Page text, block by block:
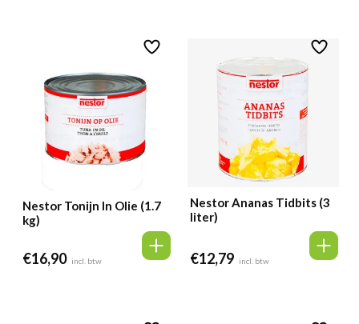
Nestor Tonijn In Olie (1.7
kg)
€16,90 incl. btw
Nestor Ananas Tidbits (3
liter)
€12,79 incl. btw